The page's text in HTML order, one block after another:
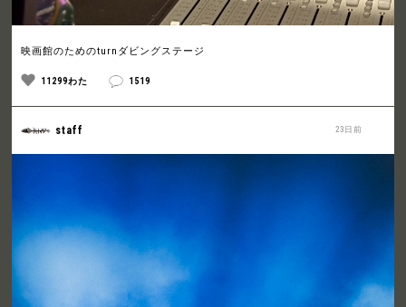
映画館のためのturnダビングステージ
11299わた 1519
23日前
staff